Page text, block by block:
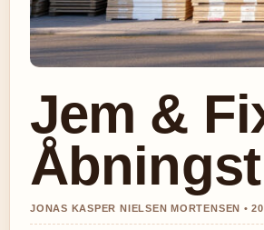
Jem &
JONAS KASPER NIELSEN MORTENSEN •